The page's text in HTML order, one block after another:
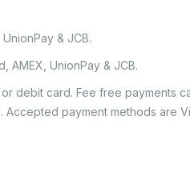
& JCB.
UnionPay & JCB.
debit card. Fee free payments
payment methods are